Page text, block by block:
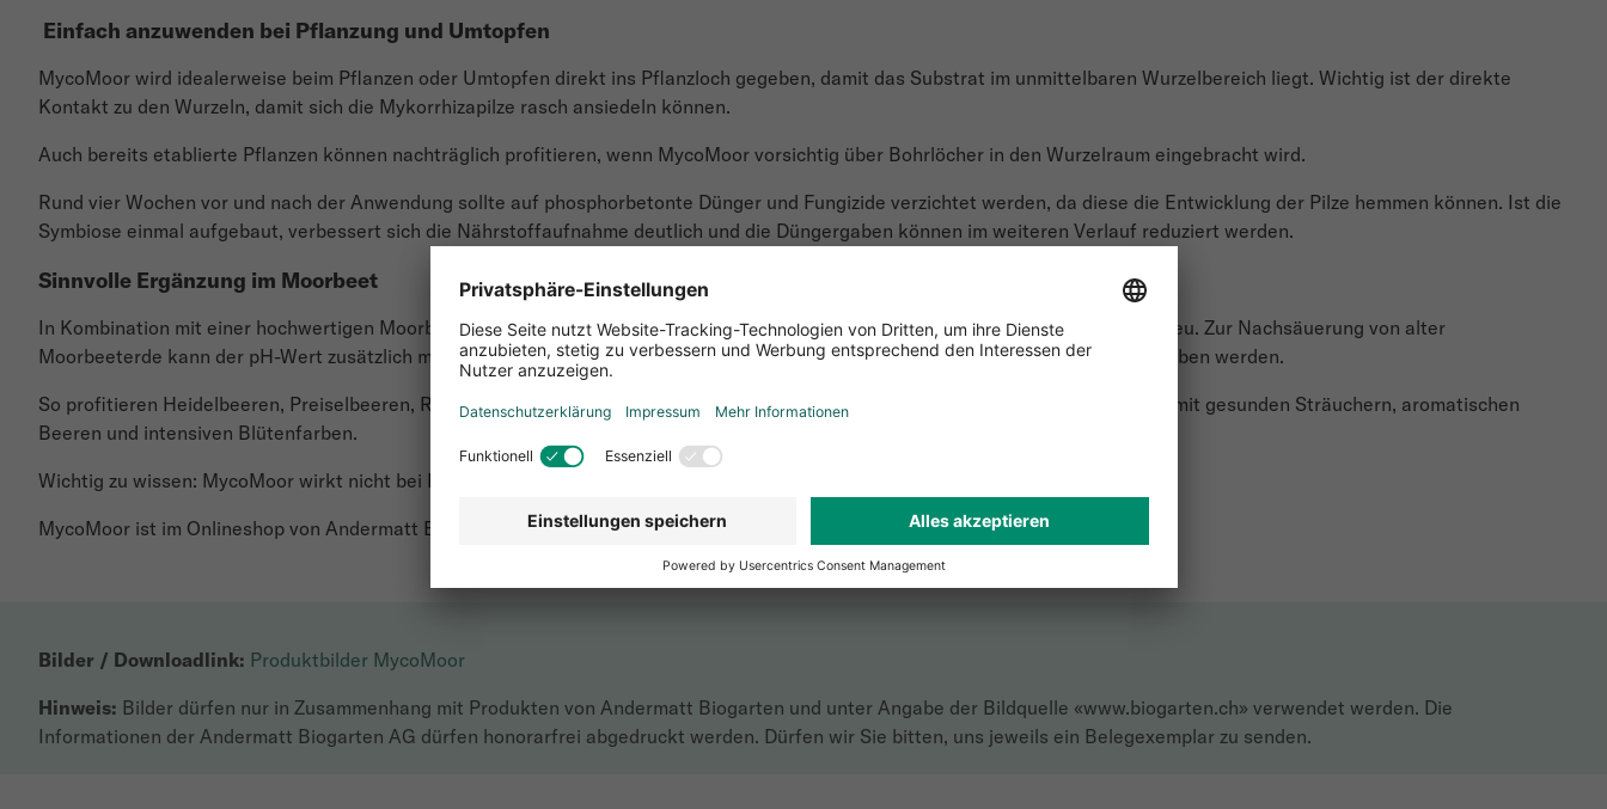
Einfach anzuwenden bei Pflanzung und Umtopfen
MycoMoor wird idealerweise beim Pflanzen oder Umtopfen direkt ins Pflanzloch gegeben, damit das Substrat im unmittelbaren Wurzelbereich liegt. Wichtig ist der direkte
Kontakt zu den Wurzeln, damit sich die Mykorrhizapilze rasch ansiedeln können.
Auch bereits etablierte Pflanzen können nachträglich profitieren, wenn MycoMoor vorsichtig über Bohrlöcher in den Wurzelraum eingebracht wird.
Rund vier Wochen vor und nach der Anwendung sollte auf phosphorbetonte Dünger und Fungizide verzichtet werden, da diese die Entwicklung der Pilze hemmen können. Ist die
Symbiose einmal aufgebaut, verbessert sich die Nährstoffaufnahme deutlich und die Düngergaben können im weiteren Verlauf reduziert werden.
Sinnvolle Ergänzung im Moorbeet
In Kombination mit einer hochwertigen Moorbeeterde schafft MycoMoor ideale Bedingungen für ein stabiles, lebendiges Bodenmilieu. Zur Nachsäuerung von alter
Moorbeeterde kann der pH-Wert zusätzlich mit BodenSauer in den für Moorbeetpflanzen geeigneten, leicht sauren Bereich verschoben werden.
So profitieren Heidelbeeren, Preiselbeeren, Rhododendren und Azaleen langfristig von einer stabilen Symbiose im Wurzelbereich – mit gesunden Sträuchern, aromatischen
Beeren und intensiven Blütenfarben.
Wichtig zu wissen: MycoMoor wirkt nicht bei Hortensien, dafür Myradix verwenden.
MycoMoor ist im Onlineshop von Andermatt Biogarten und im Fachhandel erhältlich.
Bilder / Downloadlink: Produktbilder MycoMoor
Hinweis: Bilder dürfen nur in Zusammenhang mit Produkten von Andermatt Biogarten und unter Angabe der Bildquelle «www.biogarten.ch» verwendet werden. Die
Informationen der Andermatt Biogarten AG dürfen honorarfrei abgedruckt werden. Dürfen wir Sie bitten, uns jeweils ein Belegexemplar zu senden.